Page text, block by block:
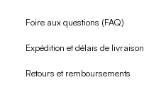
Foire aux questions (FAQ)
Expédition et délais de livraison
Retours et remboursements